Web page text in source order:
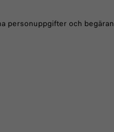
personuppgifter och